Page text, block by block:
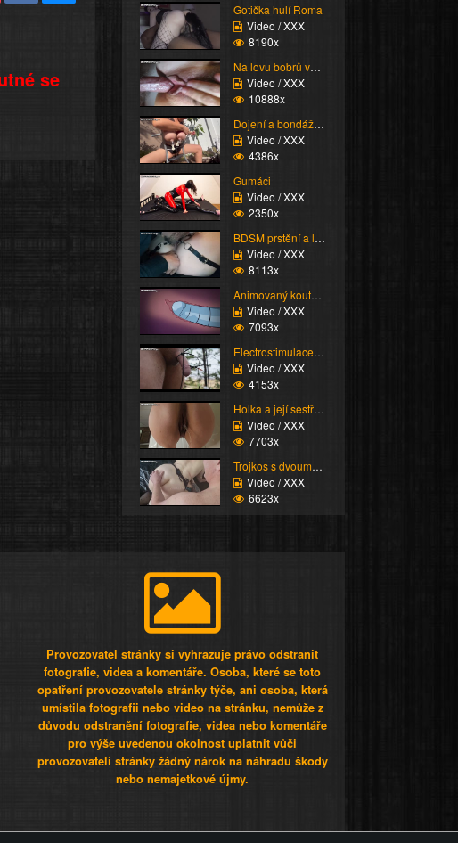
se
Gotička hulí Roma
Video / XXX
8190x
Na lovu bobrů vol.76
Video / XXX
10888x
Dojení a bondáž vemen
Video / XXX
4386x
Gumáci
Video / XXX
2350x
BDSM prstění a lízání ...
Video / XXX
8113x
Animovaný koutek vol.1...
Video / XXX
7093x
Electrostimulace pinďo...
Video / XXX
4153x
Holka a její sestřih c...
Video / XXX
7703x
Trojkos s dvouma kurva...
Video / XXX
6623x
Provozovatel stránky si vyhrazuje právo odstranit
fotografie, videa a komentáře. Osoba, které se toto
opatření provozovatele stránky týče, ani osoba, která
umístila fotografii nebo video na stránku, nemůže z
důvodu odstranění fotografie, videa nebo komentáře
pro výše uvedenou okolnost uplatnit vůči
provozovateli stránky žádný nárok na náhradu škody
nebo nemajetkové újmy.